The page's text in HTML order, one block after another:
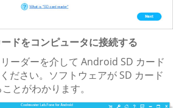
ドをコンピュータに接続する
ーダーを介して Android SD カード
ださい。ソフトウェアが SD カード
とがわかります。